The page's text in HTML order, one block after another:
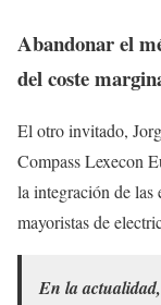
Abandonar el
del coste
El otro invitado,
Compass Lexecon
la integración de las
mayoristas de
En la